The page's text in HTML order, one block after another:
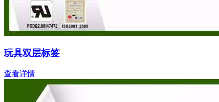
玩具双层标签
查看详情